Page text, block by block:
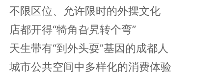
不限区位、允许限时的外摆文化
店都开得“犄角旮旯转个弯”
天生带有“到外头耍”基因的成都人
城市公共空间中多样化的消费体验